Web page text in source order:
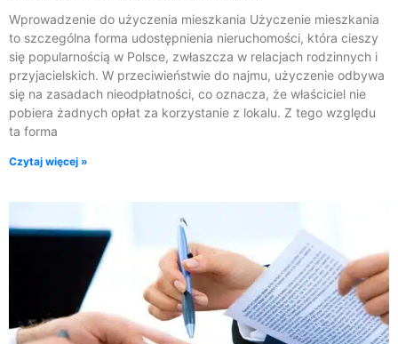
Wprowadzenie do użyczenia mieszkania Użyczenie mieszkania
to szczególna forma udostępnienia nieruchomości, która cieszy
się popularnością w Polsce, zwłaszcza w relacjach rodzinnych i
przyjacielskich. W przeciwieństwie do najmu, użyczenie odbywa
się na zasadach nieodpłatności, co oznacza, że właściciel nie
pobiera żadnych opłat za korzystanie z lokalu. Z tego względu
ta forma
Czytaj więcej »